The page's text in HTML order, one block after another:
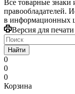
Все товарные знаки
правообладателей.
в информационных
Версия для печати
Найти
0
0
0
Корзина